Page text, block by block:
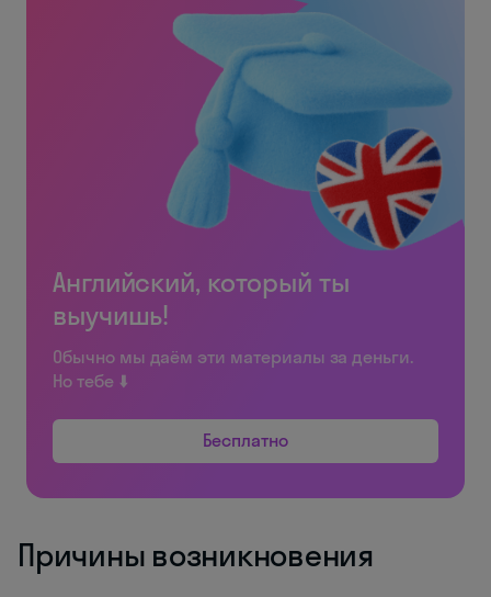
Английский, который ты
выучишь!
Обычно мы даём эти материалы за деньги.
Но тебе ⬇️
Бесплатно
Причины возникновения